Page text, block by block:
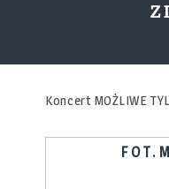
Koncert MOŻLIWE